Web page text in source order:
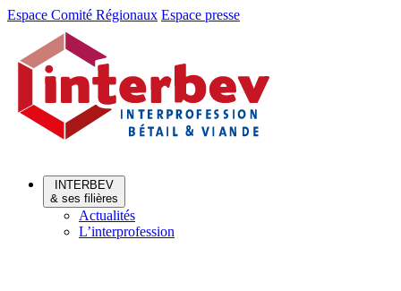
Aller
Aller
contenu
Espace Comité Régionaux Espace presse
INTERBEV
& ses filières
Actualités
L’interprofession